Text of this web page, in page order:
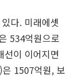
다. 미래에셋
534억원으로
선이 이어지면
1507억원, 보